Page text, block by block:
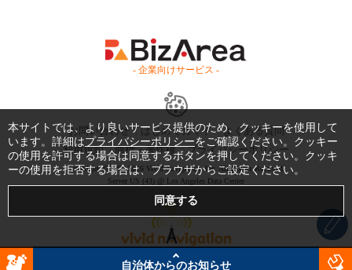
- 企業向けサービス -
お問い合わせ はじめてガイド
よくある質問
利用規約
商標・著作権 プライバシーポリシー
Copyright © 1999-2026 Vivid Navigation, Inc. All Rights Reserved.
Server US (43) @ Los Angeles Data Center
自治体からのお知らせ
本サイトでは、より良いサービス提供のため、クッキーを使用して
います。詳細はプライバシーポリシーをご確認ください。クッキー
の使用を許可する場合は同意するボタンを押してください。クッキ
ーの使用を拒否する場合は、ブラウザからご設定ください。